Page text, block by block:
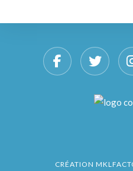
CRÉATION